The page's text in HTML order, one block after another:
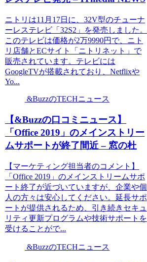
ニトリは11月17日に、32V型のチューナ
ーレステレビ「32S2」を発売しました。
このテレビは価格が2万9990円で、ニト
リ店舗とECサイト「ニトリネット」で
販売されています。テレビには
GoogleTVが搭載されており、Netflixや
Yo...
&BuzzのTECHニュース
【&Buzzの口コミニュース】
「Office 2019」のメインストリー
ムサポートが終了間近 – 窓の杜
【マーケティング担当者のコメント】
「Office 2019」のメインストリームサポ
ート終了が近づいていますが、企業や個
人の方々は安心してください。延長サポ
ートが提供されるため、引き続きセキュ
リティ更新プログラムや技術サポートを
受けることがで...
&BuzzのTECHニュース